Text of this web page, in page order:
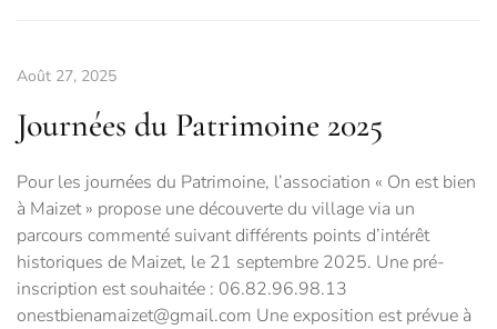
Août 27, 2025
Journées du Patrimoine 2025
Pour les journées du Patrimoine, l’association « On est bien
à Maizet » propose une découverte du village via un
parcours commenté suivant différents points d’intérêt
historiques de Maizet, le 21 septembre 2025. Une pré-
inscription est souhaitée : 06.82.96.98.13
onestbienamaizet@gmail.com Une exposition est prévue à